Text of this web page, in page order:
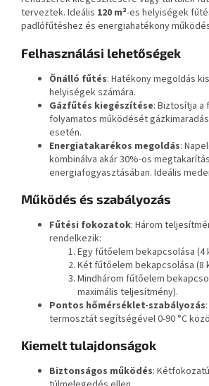
terveztek. Ideális 120 m²-es helyiségek
padlófűtéshez és energiahatékony
Felhasználási lehetőségek
Önálló fűtés: Hatékony megoldás
helyiségek számára.
Gázfűtés kiegészítése: Biztosítja
folyamatos működését
esetén.
Energiatakarékos megoldás:
kombinálva akár 30%-os
energiafogyasztásában. Ideális
Működés és szabályozás
Fűtési fokozatok: Három
rendelkezik:
Egy fűtőelem bekapcsolása (4
Két fűtőelem bekapcsolása (8
Mindhárom fűtőelem
maximális teljesítmény).
Pontos hőmérséklet-szabályozás
termosztát segítségével 0-90 °C
Kiemelt tulajdonságok
Biztonságos működés: